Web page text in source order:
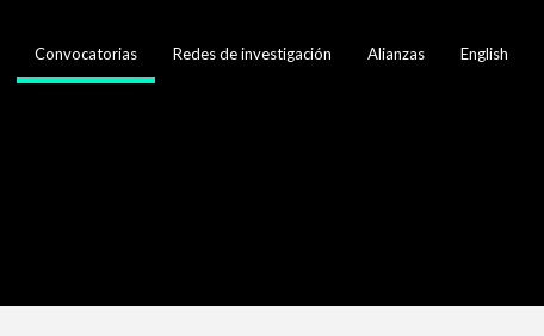
Convocatorias Redes de investigación Alianzas English